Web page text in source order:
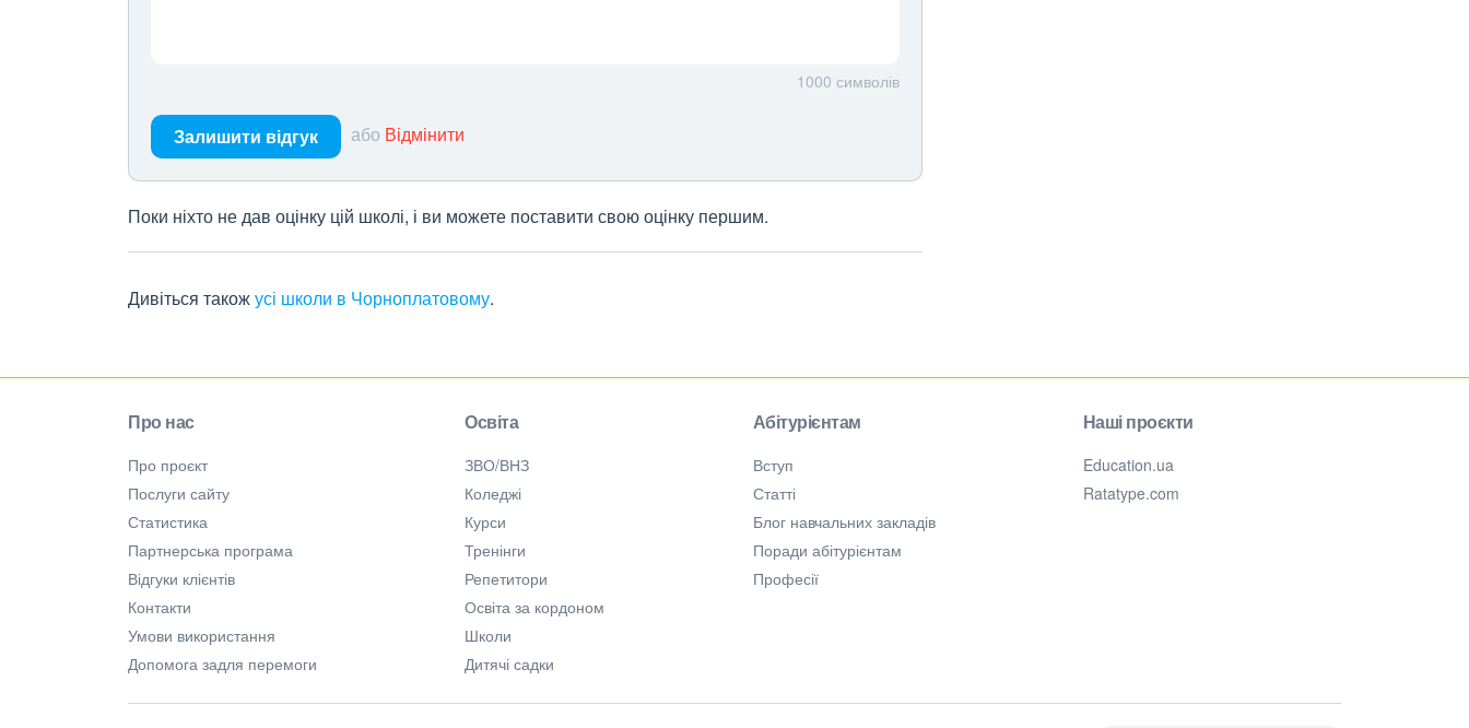
1000 символів
Залишити відгук або Відмінити
Поки ніхто не дав оцінку цій школі, і ви можете поставити свою оцінку першим.
Дивіться такожусі школи в Чорноплатовому.
Про нас
Про проєкт
Послуги сайту
Статистика
Партнерська програма
Відгуки клієнтів
Контакти
Умови використання
Допомога задля перемоги
Освіта
ЗВО/ВНЗ
Коледжі
Курси
Тренінги
Репетитори
Освіта за кордоном
Школи
Дитячі садки
Абітурієнтам
Вступ
Статті
Блог навчальних закладів
Поради абітурієнтам
Професії
Наші проєкти
Education.ua
Ratatype.com